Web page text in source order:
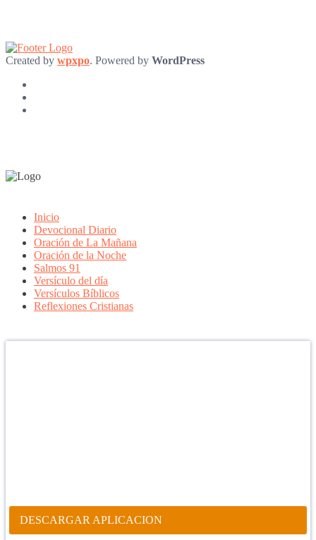
Created by wpxpo. Powered by WordPress
Inicio
Devocional Diario
Oración de La Mañana
Oración de la Noche
Salmos 91
Versículo del día
Versículos Bíblicos
Reflexiones Cristianas
DESCARGAR APLICACION